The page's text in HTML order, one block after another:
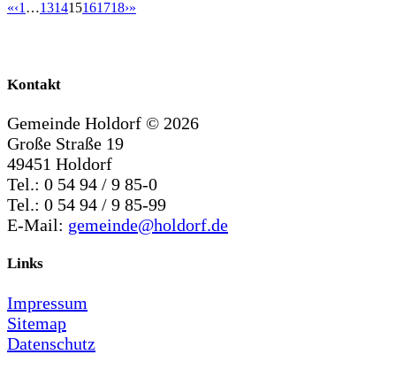
«‹1 …131415161718›»
Kontakt
Gemeinde Holdorf © 2026
Große Straße 19
49451 Holdorf
Tel.: 0 54 94 / 9 85-0
Tel.: 0 54 94 / 9 85-99
E-Mail: gemeinde@holdorf.de
Links
Impressum
Sitemap
Datenschutz